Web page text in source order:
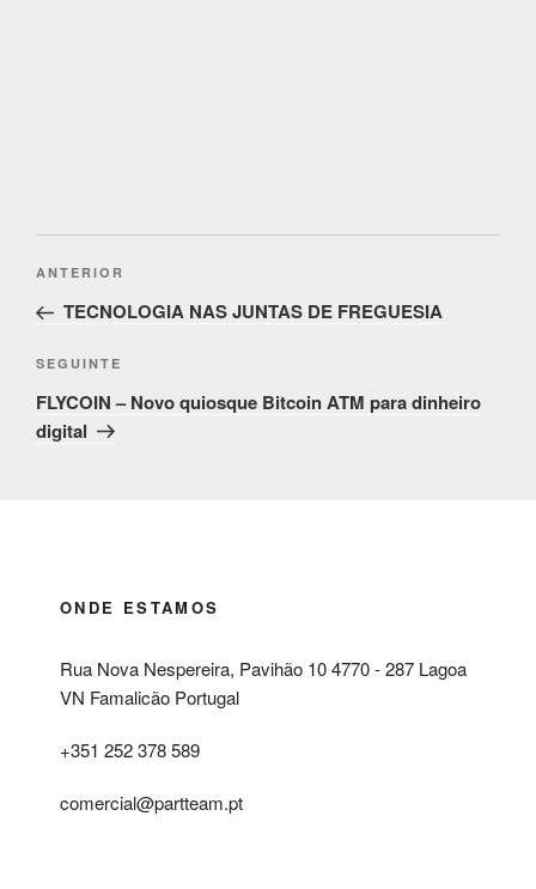
Post
navigation
Conteúdo
anterior
ANTERIOR
TECNOLOGIA NAS JUNTAS DE FREGUESIA
Conteúdo
seguinte
SEGUINTE
FLYCOIN – Novo quiosque Bitcoin ATM para dinheiro
digital
ONDE ESTAMOS
Rua Nova Nespereira, Pavihão 10 4770 - 287 Lagoa
VN Famalicão Portugal
+351 252 378 589
comercial@partteam.pt